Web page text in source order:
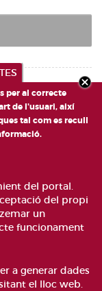
46003
per al correcte
de l'usuari, així
tal com es recull
del portal.
del propi
un
funcionament
a generar dades
el lloc web.